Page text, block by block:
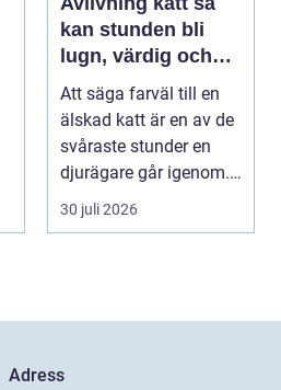
kan stunden bli
lugn, värdig och
trygg
Att säga farväl till en
älskad katt är en av de
svåraste stunder en
djurägare går igenom.
Beslutet o...
30 juli 2026
Adress